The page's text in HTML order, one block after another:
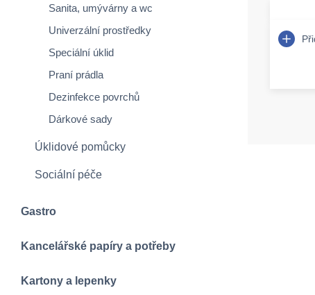
Sanita, umývárny a wc
Univerzální prostředky
Speciální úklid
Praní prádla
Dezinfekce povrchů
Dárkové sady
Úklidové pomůcky
Sociální péče
Gastro
Kancelářské papíry a potřeby
Kartony a lepenky